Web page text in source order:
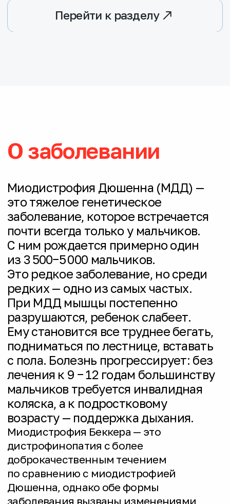
Прямые стандарты помощи
Фонд разработал методические
рекомендации и способствовал
внедрению первых в России
клинических рекомендаций
по ведению МДД/Б.
Миссия благотворительного фонда
«Гордей» — способствовать
помощи людям с миодистрофией
Дюшенна/Беккера и их семьям.
Мы работаем системно
и не оказываем адресной помощи.
За шесть лет мы прошли путь
от небольшой организации
до системной профильной НКО.
Каждый наш проект — это кирпичик
в фундаменте будущего, где диагноз
«МДД» перестаёт быть приговором.
Наши главные достижения — это
реальные шаги к этому будущему.
Смотреть таймлайн
достижений фонда за 5 лет